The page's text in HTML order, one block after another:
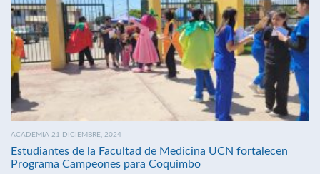
ACADEMIA 21 DICIEMBRE, 2024
Estudiantes de la Facultad de Medicina UCN fortalecen
Programa Campeones para Coquimbo